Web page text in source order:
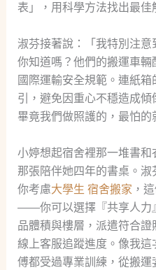
表」，用科學方法找出最佳
淑芬接著說：「我特別注意
你知道嗎？他們的搬運車
國際運輸安全規範。連紙
引，避免因重心不穩造成
畢竟我們做照護的，最怕的
小婷想起宿舍裡那一堆書
那張陪伴她四年的書桌。
你考慮大學生 宿舍搬家 ，
——你可以選擇『共享人力
品體積與樓層，派遣符合
線上客服追蹤進度。像我
傅都受過專業訓練，從搬